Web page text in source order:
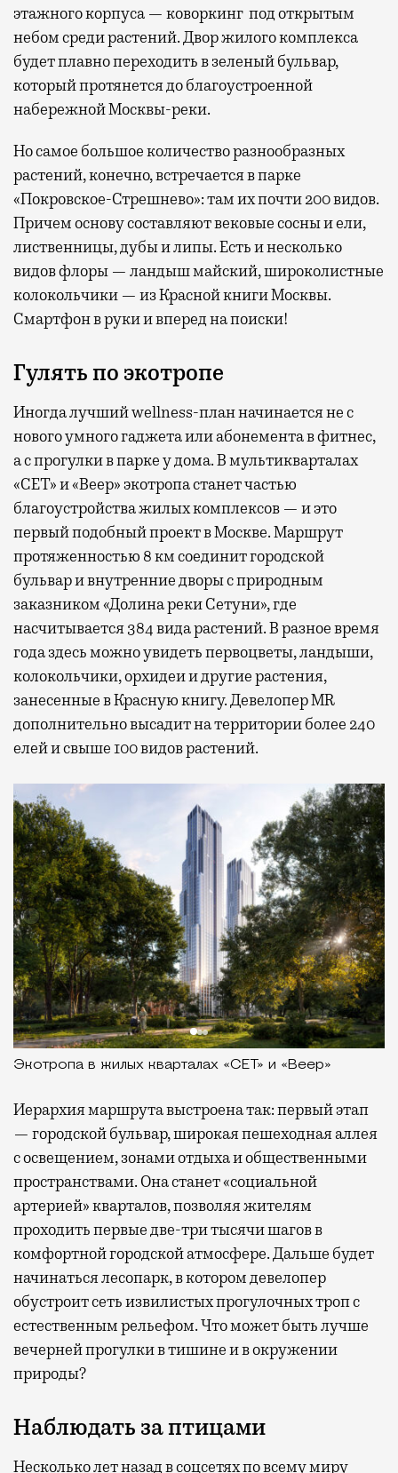
этажного корпуса — коворкинг под открытым
небом среди растений. Двор жилого комплекса
будет плавно переходить в зеленый бульвар,
который протянется до благоустроенной
набережной Москвы-реки.
Но самое большое количество разнообразных
растений, конечно, встречается в парке
«Покровское-Стрешнево»: там ихпочти 200 видов.
Причем основу составляют вековые сосны и ели,
лиственницы, дубы и липы. Есть и несколько
видов флоры — ландыш майский, широколистные
колокольчики — из Красной книги Москвы.
Смартфон в руки и вперед на поиски!
Гулять по экотропе
Иногда лучший wellness-план начинается не с
нового умного гаджета или абонемента в фитнес,
а с прогулки в парке у дома. В мультикварталах
«СЕТ» и «Веер» экотропа станет частью
благоустройства жилых комплексов — и это
первый подобный проект в Москве. Маршрут
протяженностью 8 км соединит городской
бульвар и внутренние дворы с природным
заказником «Долина реки Сетуни», где
насчитывается 384 вида растений. В разное время
года здесь можно увидеть первоцветы, ландыши,
колокольчики, орхидеи и другие растения,
занесенные в Красную книгу. Девелопер MR
дополнительно высадит на территории более 240
елей и свыше 100 видов растений.
Экотропа в жилых кварталах «СЕТ» и «Веер»
Иерархия маршрута выстроена так: первый этап
— городской бульвар, широкая пешеходная аллея
с освещением, зонами отдыха и общественными
пространствами. Она станет «социальной
артерией» кварталов, позволяя жителям
проходить первые две-три тысячи шагов в
комфортной городской атмосфере. Дальше будет
начинаться лесопарк, в котором девелопер
обустроит сеть извилистых прогулочных троп с
естественным рельефом. Что может быть лучше
вечерней прогулки в тишине и в окружении
природы?
Наблюдать за птицами
Несколько лет назад в соцсетях по всему миру